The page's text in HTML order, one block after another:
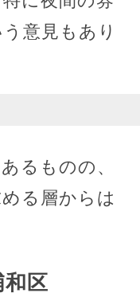
意見もあり
るものの、
る層からは
区